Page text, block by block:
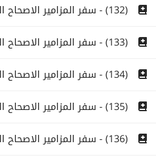
(132) - سفر المزامير الاصحاح المئة والثانى والثلاثون
(133) - سفر المزامير الاصحاح المئة والثالث والثلاثون
(134) - سفر المزامير الاصحاح المئة والرابع والثلاثون
(135) - سفر المزامير الاصحاح المئة والخامس والثلاثون
(136) - سفر المزامير الاصحاح المئة والسادس والثلاثون